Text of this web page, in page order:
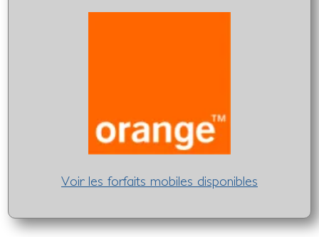
Voir les forfaits mobiles disponibles